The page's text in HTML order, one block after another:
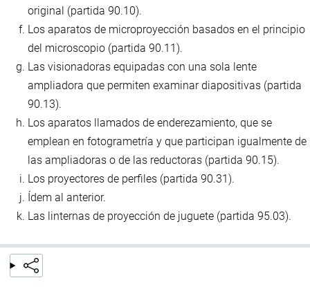
original (partida 90.10).
Los aparatos de microproyección basados en el principio
del microscopio (partida 90.11).
Las visionadoras equipadas con una sola lente
ampliadora que permiten examinar diapositivas (partida
90.13).
Los aparatos llamados de enderezamiento, que se
emplean en fotogrametría y que participan igualmente de
las ampliadoras o de las reductoras (partida 90.15).
Los proyectores de perfiles (partida 90.31).
Ídem al anterior.
Las linternas de proyección de juguete (partida 95.03).